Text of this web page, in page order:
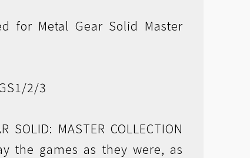
for Metal Gear Solid Master
2/3
SOLID: MASTER COLLECTION
the games as they were, as